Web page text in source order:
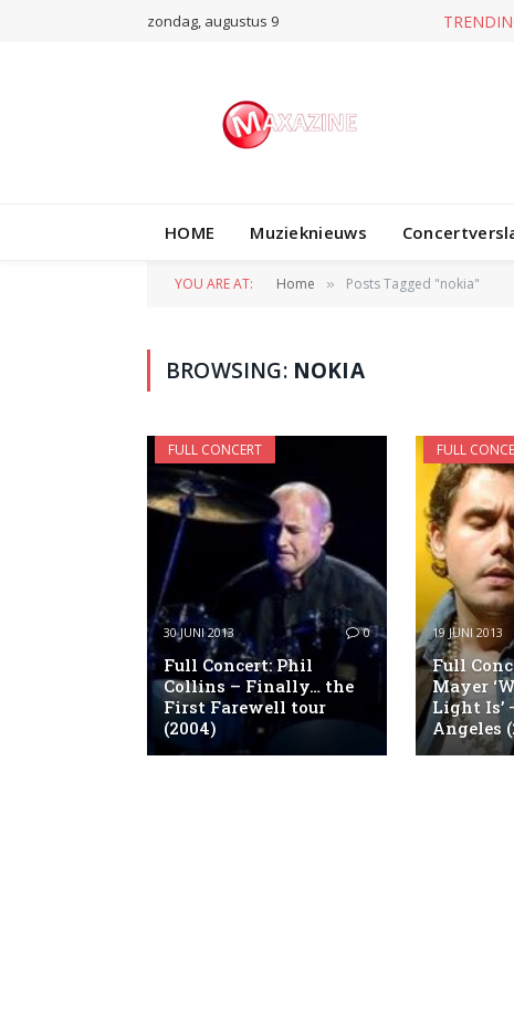
zondag, augustus 9
HOME Muzieknieuws
YOU ARE AT: Home » Posts Tagged "nokia"
BROWSING: NOKIA
FULL CONCERT
30 JUNI 2013 0
Full Concert: Phil
Collins – Finally… the
First Farewell tour
(2004)
FULL
19 JUNI 2013
Full
Mayer
Light Is’
Angeles